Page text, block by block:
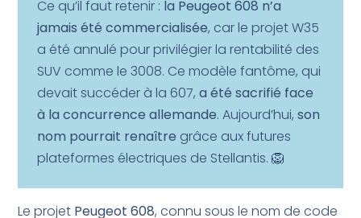
Ce qu’il faut retenir : la Peugeot 608 n’a
jamais été commercialisée, car le projet W35
a été annulé pour privilégier la rentabilité des
SUV comme le 3008. Ce modèle fantôme, qui
devait succéder à la 607,a été sacrifié face
à la concurrence allemande. Aujourd’hui,son
nom pourrait renaître grâce aux futures
plateformes électriques de Stellantis. 🦁
Le projet Peugeot 608, connu sous le nom de code